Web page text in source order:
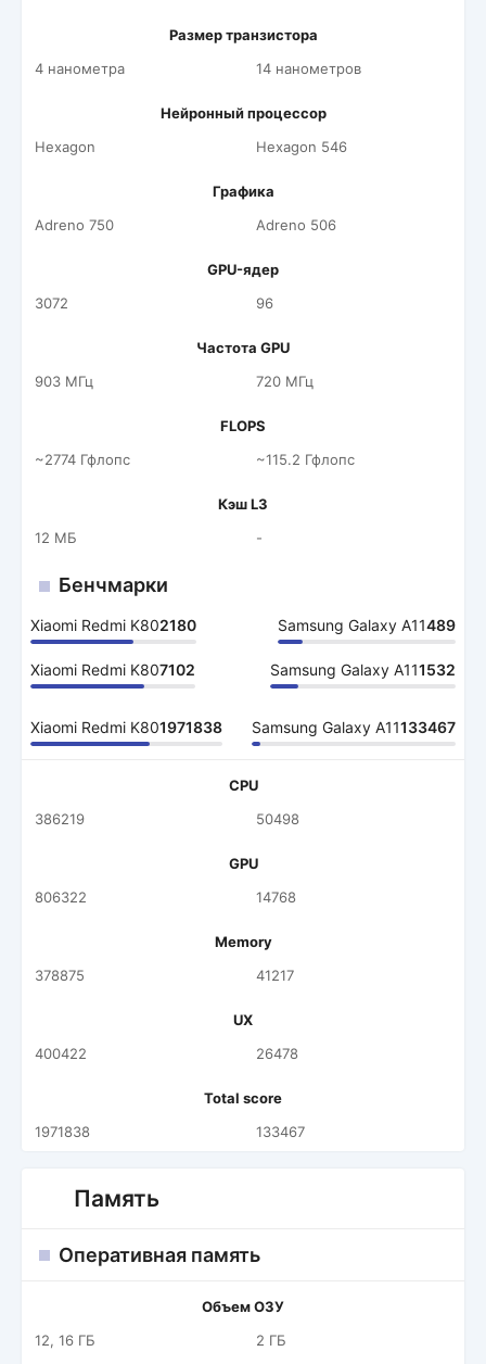
Размер транзистора
4 нанометра
14 нанометров
Нейронный процессор
Hexagon
Hexagon 546
Графика
Adreno 750
Adreno 506
GPU-ядер
3072
96
Частота GPU
903 МГц
720 МГц
FLOPS
~2774 Гфлопс
~115.2 Гфлопс
Кэш L3
12 МБ
-
Бенчмарки
Xiaomi Redmi K802180 Samsung Galaxy A11489
Xiaomi Redmi K807102 Samsung Galaxy A111532
Xiaomi Redmi K801971838 Samsung Galaxy A11133467
CPU
386219
50498
GPU
806322
14768
Memory
378875
41217
UX
400422
26478
Total score
1971838
133467
Память
Оперативная память
Объем ОЗУ
12, 16 ГБ
2 ГБ